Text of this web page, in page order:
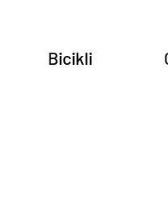
Bicikli